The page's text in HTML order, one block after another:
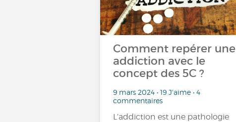
Comment repérer une
addiction avec le
concept des 5C ?
9 mars 2024 • 19 J'aime • 4
commentaires
L’addiction est une pathologie